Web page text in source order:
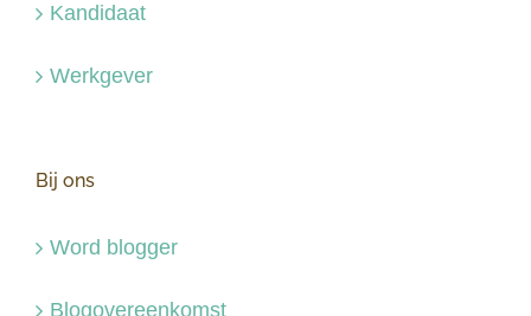
Kandidaat
Werkgever
Bij ons
Word blogger
Blogovereenkomst